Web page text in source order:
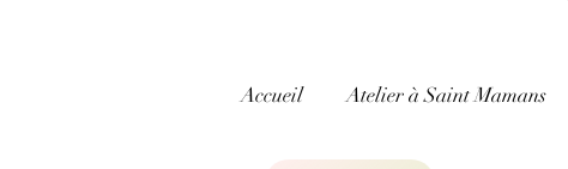
Accueil Atelier à Saint Mamans